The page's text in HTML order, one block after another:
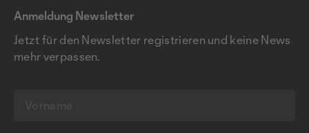
Anmeldung Newsletter
Jetzt für den Newsletter registrieren und keine News
mehr verpassen.